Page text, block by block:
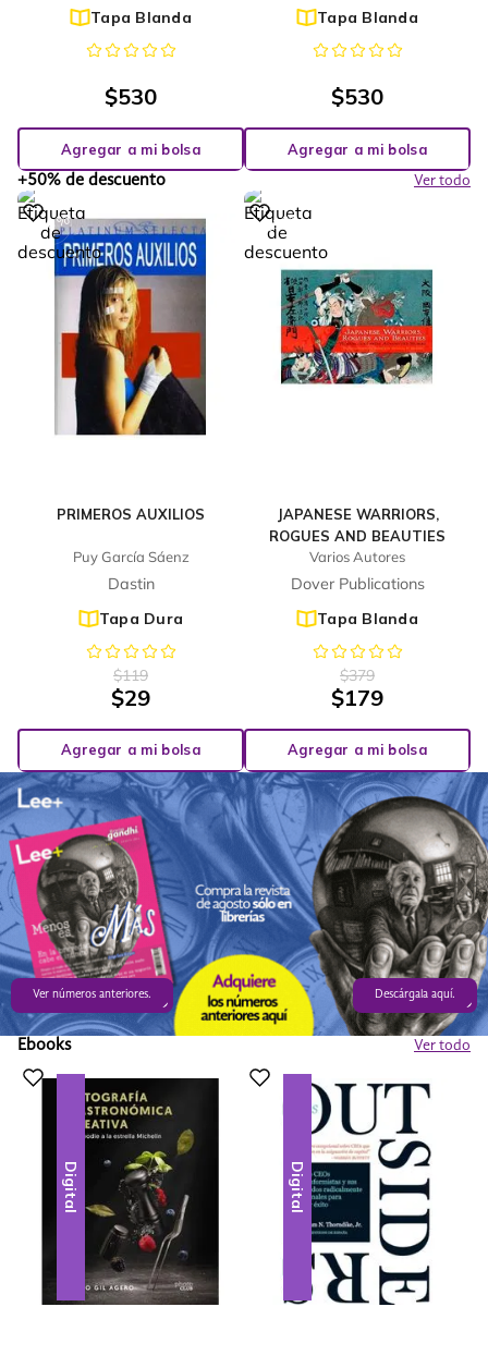
Tapa Blanda
$530
Agregar a mi bolsa
Tapa Blanda
$530
Agregar a mi bolsa
+50% de descuento
Ver todo
PRIMEROS AUXILIOS
Puy García Sáenz
Dastin
Tapa Dura
-76%
$119
$29
Agregar a mi bolsa
JAPANESE WARRIORS,
ROGUES AND BEAUTIES
Varios Autores
Dover Publications
Tapa Blanda
-53%
$379
$179
Agregar a mi bolsa
Ver números anteriores. Descárgala aquí.
Ebooks Ver todo
Digital Digital